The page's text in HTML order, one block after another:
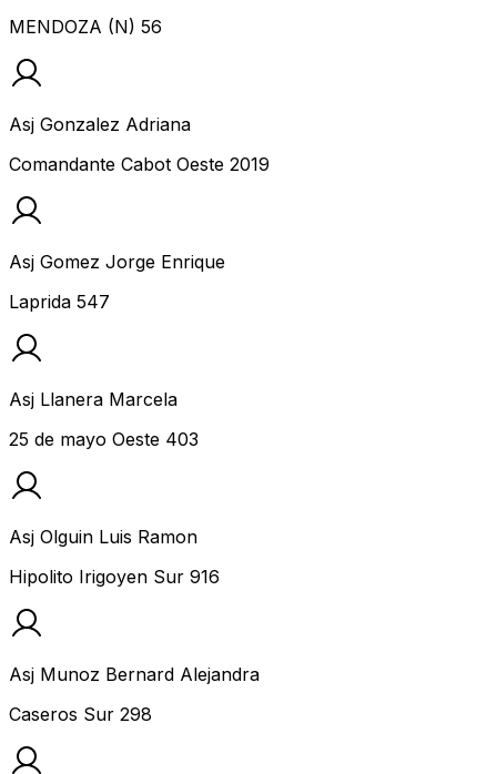
MENDOZA (N) 56
Asj Gonzalez Adriana
Comandante Cabot Oeste 2019
Asj Gomez Jorge Enrique
Laprida 547
Asj Llanera Marcela
25 de mayo Oeste 403
Asj Olguin Luis Ramon
Hipolito Irigoyen Sur 916
Asj Munoz Bernard Alejandra
Caseros Sur 298